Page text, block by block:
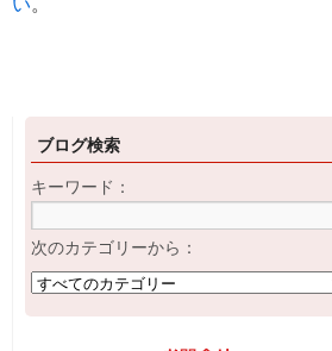
ブログ検索
キーワード：
次のカテゴリーから：